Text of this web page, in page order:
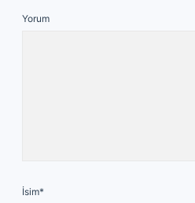
Yorum
İsim*